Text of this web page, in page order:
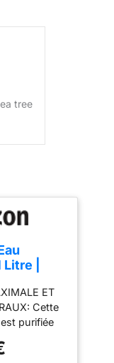
tree
|
| Pour
et
ET
Cette
purifiée
plusieurs